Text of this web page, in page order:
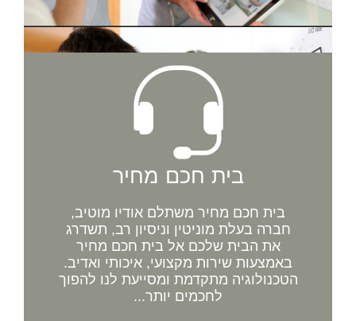
בית חכם מחיר
בית חכם מחיר משתלם אודיו מוטיב,
חברה בעלת מוניטין וניסיון רב, תשדרג
את הבית שלכם אל בית חכם מחיר
באמצעות שירות מקצועי, איכותי ואדיב.
הטכנולוגיה מתקדמת ומסייעת לנו להפוך
לחכמים יותר...